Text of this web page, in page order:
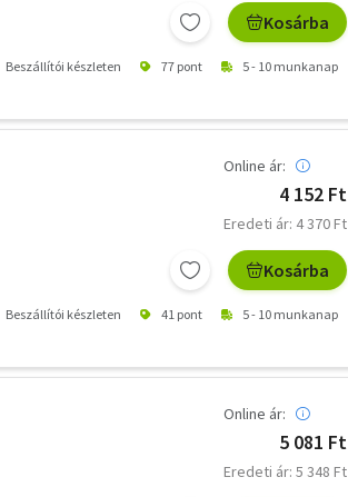
Kosárba
Beszállítói készleten 77 pont 5 - 10 munkanap
Online ár:
4 152 Ft
Eredeti ár: 4 370 Ft
Kosárba
Beszállítói készleten 41 pont 5 - 10 munkanap
Online ár:
5 081 Ft
Eredeti ár: 5 348 Ft